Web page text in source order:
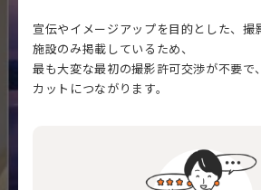
宣伝やイメージアップを目的とした、撮
施設のみ掲載しているため、
最も大変な最初の撮影許可交渉が不要で
カットにつながります。